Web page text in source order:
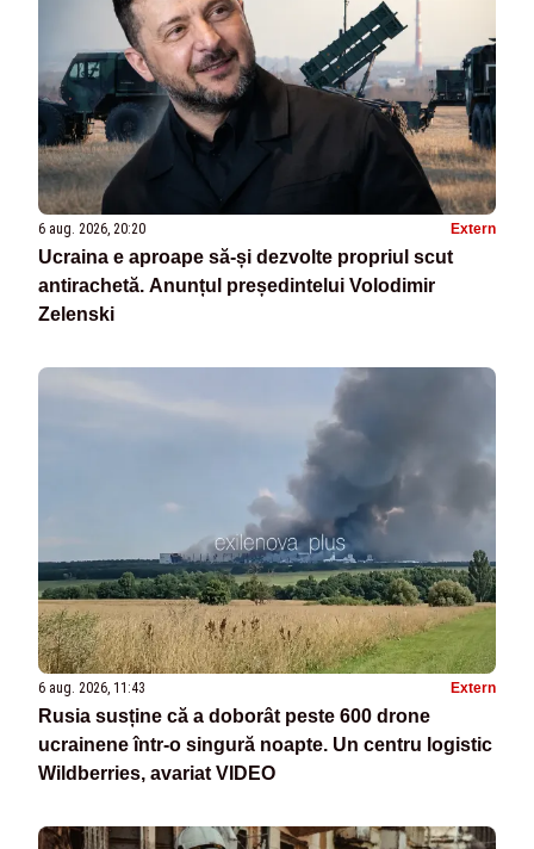
6 aug. 2026, 20:20 Extern
Ucraina e aproape să-și dezvolte propriul scut
antirachetă. Anunțul președintelui Volodimir
Zelenski
6 aug. 2026, 11:43 Extern
Rusia susține că a doborât peste 600 drone
ucrainene într-o singură noapte. Un centru logistic
Wildberries, avariat VIDEO